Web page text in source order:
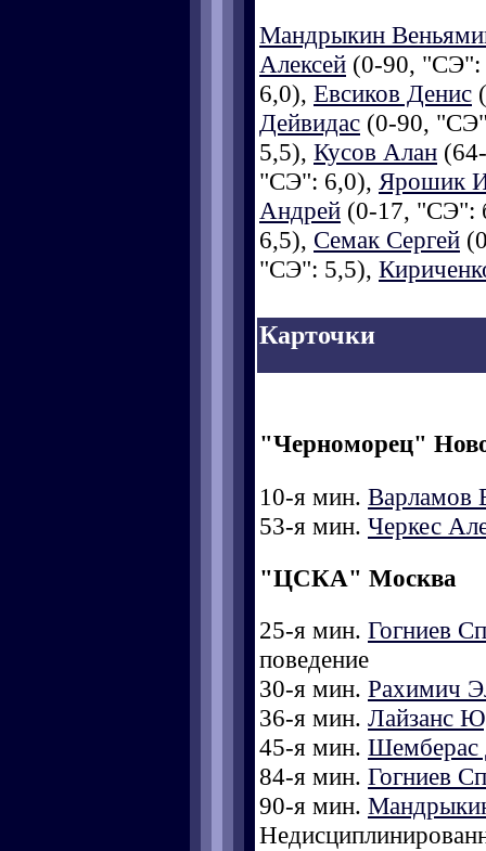
Мандрыкин
Алексей (0-90,
6,0), Евсиков Денис
Дейвидас (0-90,
5,5), Кусов Алан
"СЭ": 6,0), Ярошик
Андрей (0-17, "СЭ":
6,5), Семак Сергей
"СЭ": 5,5),
Карточки
"Черноморец"
10-я мин. Варламов
53-я мин. Черкес
"ЦСКА" Москва
25-я мин. Гогниев
поведение
30-я мин. Рахимич
36-я мин. Лайзанс
45-я мин. Шемберас
84-я мин. Гогниев
90-я мин.